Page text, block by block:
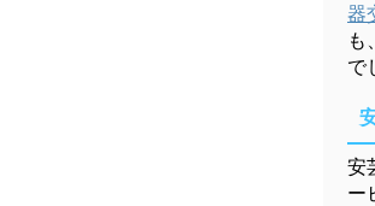
器
も
で
安
ー